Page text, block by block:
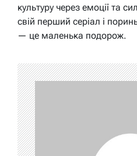
культуру через емоції та
свій перший серіал і
— це маленька подорож.